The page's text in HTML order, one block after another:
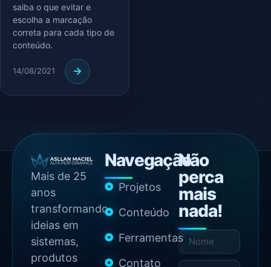
saiba o que evitar e
escolha a marcação
correta para cada tipo de
conteúdo.
14/08/2021
Mais de 25
anos
transformando
ideias em
sistemas,
produtos
Navegação
Projetos
Conteúdo
Ferramentas
Contato
Não
perca
mais
nada!